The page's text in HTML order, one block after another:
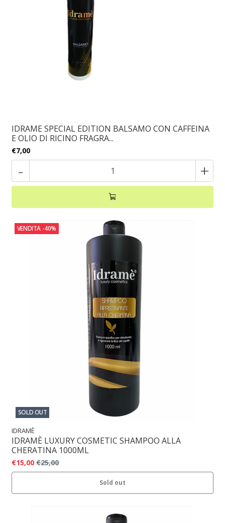
IDRAME SPECIAL EDITION BALSAMO CON CAFFEINA
E OLIO DI RICINO FRAGRA...
€7,00
- +
VENDITA -40%
SOLD OUT
IDRAMÈ
IDRAMÈ LUXURY COSMETIC SHAMPOO ALLA
CHERATINA 1000ML
€15,00 €25,00
Sold out